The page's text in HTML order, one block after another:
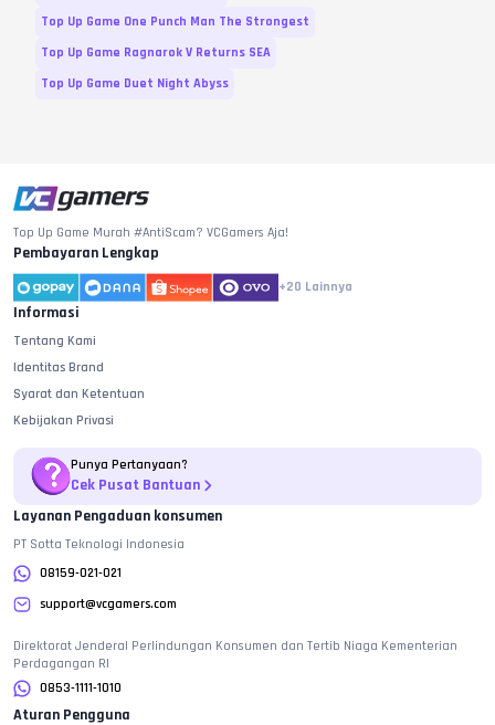
Top Up Game One Punch Man The Strongest
Top Up Game Ragnarok V Returns SEA
Top Up Game Duet Night Abyss
Top Up Game Murah #AntiScam? VCGamers Aja!
Pembayaran Lengkap
+20 Lainnya
Informasi
Tentang Kami
Identitas Brand
Syarat dan Ketentuan
Kebijakan Privasi
Punya Pertanyaan?
Cek Pusat Bantuan
Layanan Pengaduan konsumen
PT Sotta Teknologi Indonesia
08159-021-021
support@vcgamers.com
Direktorat Jenderal Perlindungan Konsumen dan Tertib Niaga Kementerian
Perdagangan RI
0853-1111-1010
Aturan Pengguna